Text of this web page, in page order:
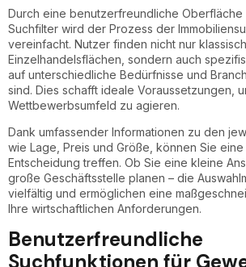
Durch eine benutzerfreundliche
Suchfilter wird der Prozess der
vereinfacht. Nutzer finden nicht nur
Einzelhandelsflächen, sondern auch
auf unterschiedliche Bedürfnisse und
sind. Dies schafft ideale Voraussetzungen,
Wettbewerbsumfeld zu agieren.
Dank umfassender Informationen zu den
wie Lage, Preis und Größe, können Sie
Entscheidung treffen. Ob Sie eine kleine
große Geschäftsstelle planen – die
vielfältig und ermöglichen eine
Ihre wirtschaftlichen Anforderungen.
Benutzerfreundliche
Suchfunktionen für